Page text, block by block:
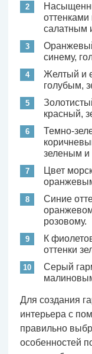
оттенками
салатным
синему,
Желтый и
голубым,
красный,
Темно-
зеленым
Цвет
Синие
розовому.
К
оттенки
Серый
Для создания
интерьера с
правильно
особенностей